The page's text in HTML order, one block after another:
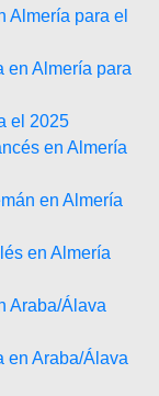
Almería para el
en Almería para
el 2025
en Almería
en Almería
en Almería
Araba/Álava
en Araba/Álava